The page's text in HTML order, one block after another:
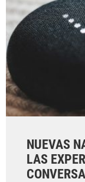
NUEVAS
LAS